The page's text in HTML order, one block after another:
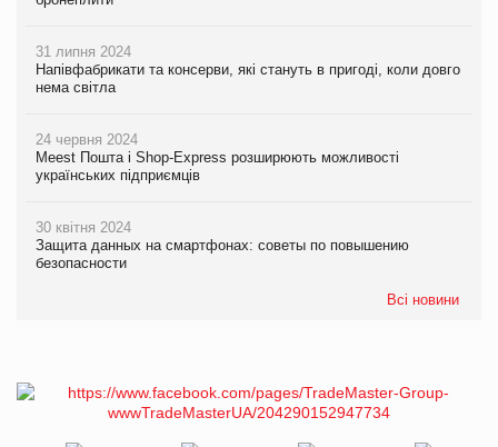
31 липня 2024
Напівфабрикати та консерви, які стануть в пригоді, коли довго
нема світла
24 червня 2024
Meest Пошта і Shop-Express розширюють можливості
українських підприємців
30 квітня 2024
Защита данных на смартфонах: советы по повышению
безопасности
Всі новини